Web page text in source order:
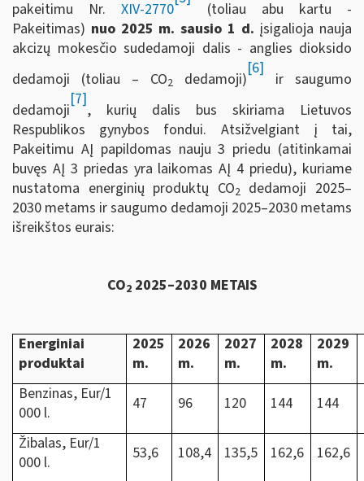
pakeitimu Nr.XIV-2770
(toliau abu kartu -
Pakeitimas) nuo 2025 m. sausio 1 d. įsigalioja nauja
akcizų mokesčio sudedamoji dalis - anglies dioksido
dedamoji (toliau – CO2 dedamoji)
[6]
ir saugumo
dedamoji
[7]
, kurių dalis bus skiriama Lietuvos
Respublikos gynybos fondui. Atsižvelgiant į tai,
Pakeitimu AĮ papildomas nauju 3 priedu (atitinkamai
buvęs AĮ 3 priedas yra laikomas AĮ 4 priedu), kuriame
nustatoma energinių produktų CO2 dedamoji 2025–
2030 metams ir saugumo dedamoji 2025–2030 metams
išreikštos eurais:
CO22025–2030 METAIS
Energiniai
produktai
2025
m.
2026
m.
2027
m.
2028
m.
2029
m.
Benzinas, Eur/1
000 l.
47 96 120 144 144
Žibalas, Eur/1
000 l.
53,6 108,4 135,5 162,6 162,6